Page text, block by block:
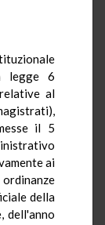
legge 6
al
il 5
ai
della
dell'anno